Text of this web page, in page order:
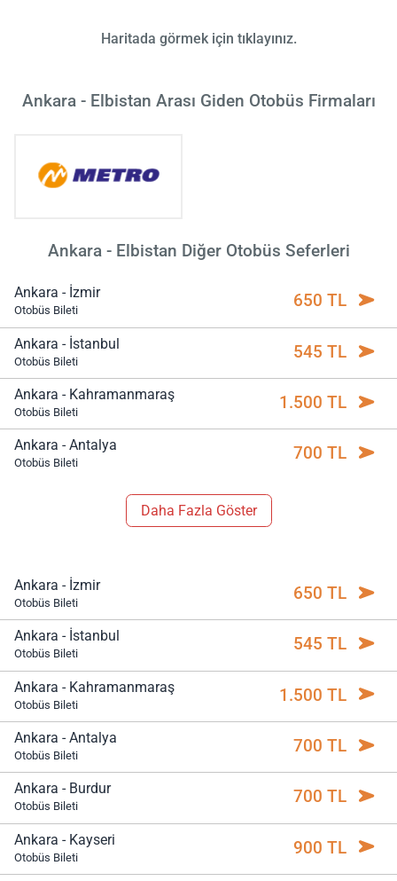
Haritada görmek için tıklayınız.
Ankara - Elbistan Arası Giden Otobüs Firmaları
Ankara - Elbistan Diğer Otobüs Seferleri
Ankara - İzmir
Otobüs Bileti 650 TL
Ankara - İstanbul
Otobüs Bileti 545 TL
Ankara - Kahramanmaraş
Otobüs Bileti 1.500 TL
Ankara - Antalya
Otobüs Bileti 700 TL
Daha Fazla Göster
Ankara - İzmir
Otobüs Bileti 650 TL
Ankara - İstanbul
Otobüs Bileti 545 TL
Ankara - Kahramanmaraş
Otobüs Bileti 1.500 TL
Ankara - Antalya
Otobüs Bileti 700 TL
Ankara - Burdur
Otobüs Bileti 700 TL
Ankara - Kayseri
Otobüs Bileti 900 TL